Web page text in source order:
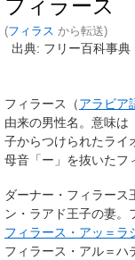
フィラース
(フィラス から転送)
出典: フリー百科事
フィラース （アラビア
由来の男性名。意味は
子からつけられたライ
母音「ー」を抜いたフ
ダーナー・フィラース
ン・ラアド王子の妻。
フィラース・アッ＝ラ
フィラース・アル＝ハ